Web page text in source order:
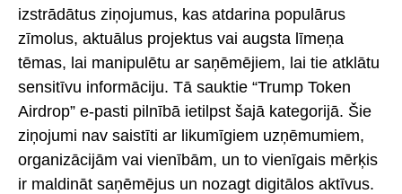
izstrādātus ziņojumus, kas atdarina populārus
zīmolus, aktuālus projektus vai augsta līmeņa
tēmas, lai manipulētu ar saņēmējiem, lai tie atklātu
sensitīvu informāciju. Tā sauktie “Trump Token
Airdrop” e-pasti pilnībā ietilpst šajā kategorijā. Šie
ziņojumi nav saistīti ar likumīgiem uzņēmumiem,
organizācijām vai vienībām, un to vienīgais mērķis
ir maldināt saņēmējus un nozagt digitālos aktīvus.